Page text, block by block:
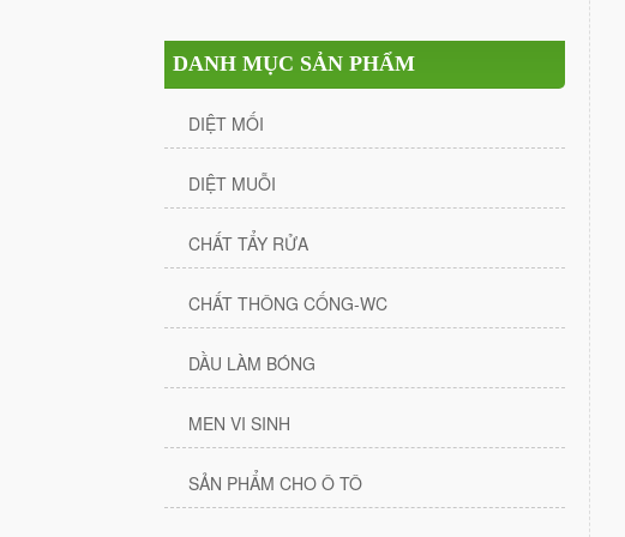
DANH MỤC SẢN PHẨM
DIỆT MỐI
DIỆT MUỖI
CHẤT TẨY RỬA
CHẤT THÔNG CỐNG-WC
DẦU LÀM BÓNG
MEN VI SINH
SẢN PHẨM CHO Ô TÔ